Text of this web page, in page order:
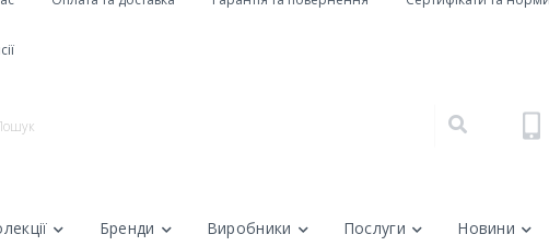
Бренди Виробники Послуги Новини